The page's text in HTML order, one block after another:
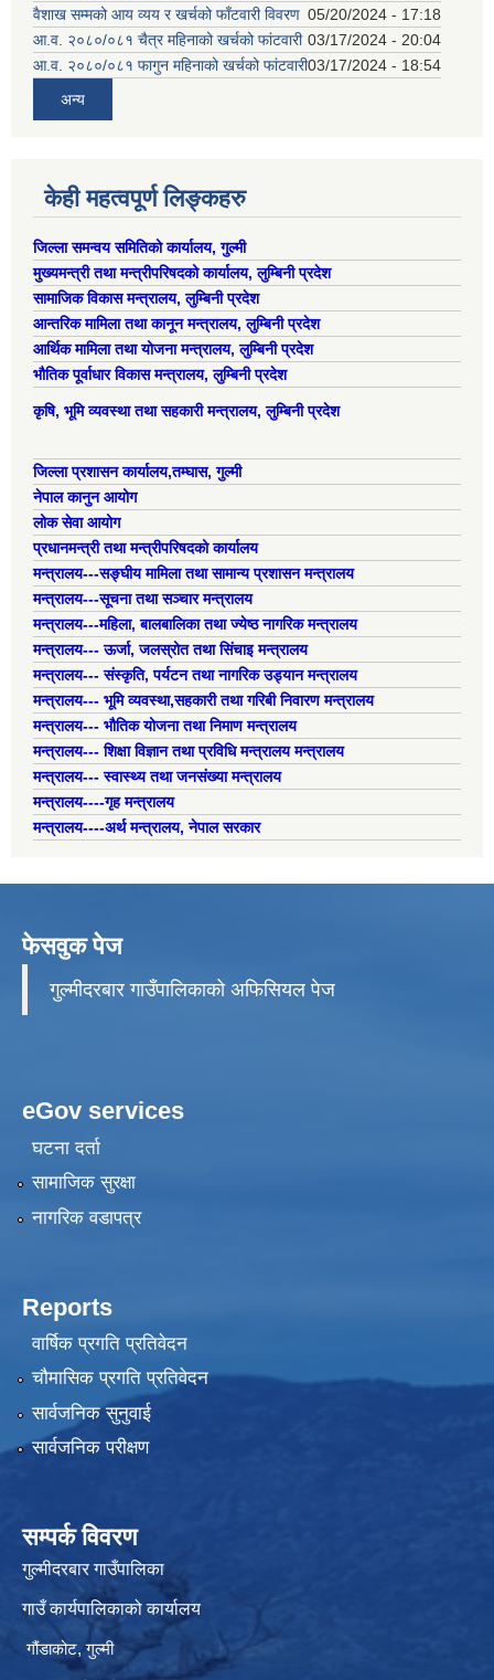
वैशाख सम्मको आय व्यय र खर्चको फाँटवारी विवरण 05/20/2024 - 17:18
आ.व. २०८०/०८१ चैत्र महिनाको खर्चको फांटवारी 03/17/2024 - 20:04
आ.व. २०८०/०८१ फागुन महिनाको खर्चको फांटवारी03/17/2024 - 18:54
अन्य
केही महत्वपूर्ण लिङ्कहरु
जिल्ला समन्वय समितिको कार्यालय, गुल्मी
मुख्यमन्त्री तथा मन्त्रीपरिषदको कार्यालय, लुम्बिनी प्रदेश
सामाजिक विकास मन्त्रालय, लुम्बिनी प्रदेश
आन्तरिक मामिला तथा कानून मन्त्रालय, लुम्बिनी प्रदेश
आर्थिक मामिला तथा योजना मन्त्रालय, लुम्बिनी प्रदेश
भौतिक पूर्वाधार विकास मन्त्रालय, लुम्बिनी प्रदेश
कृषि, भूमि व्यवस्था तथा सहकारी मन्त्रालय, लुम्बिनी प्रदेश
जिल्ला प्रशासन कार्यालय,तम्घास, गुल्मी
नेपाल कानुन आयोग
लोक सेवा आयोग
प्रधानमन्त्री तथा मन्त्रीपरिषदको कार्यालय
मन्त्रालय---सङ्घीय मामिला तथा सामान्य प्रशासन मन्त्रालय
मन्त्रालय---सूचना तथा सञ्चार मन्त्रालय
मन्त्रालय---महिला, बालबालिका तथा ज्येष्ठ नागरिक मन्त्रालय
मन्त्रालय--- ऊर्जा, जलस्रोत तथा सिंचाइ मन्त्रालय
मन्त्रालय--- संस्कृति, पर्यटन तथा नागरिक उड्यान मन्त्रालय
मन्त्रालय--- भूमि व्यवस्था,सहकारी तथा गरिबी निवारण मन्त्रालय
मन्त्रालय--- भौतिक योजना तथा निमाण मन्त्रालय
मन्त्रालय--- शिक्षा विज्ञान तथा प्रविधि मन्त्रालय मन्त्रालय
मन्त्रालय--- स्वास्थ्य तथा जनसंख्या मन्त्रालय
मन्त्रालय----गृह मन्त्रालय
मन्त्रालय----अर्थ मन्त्रालय, नेपाल सरकार
फेसवुक पेज
गुल्मीदरबार गाउँपालिकाको अफिसियल पेज
eGov services
घटना दर्ता
सामाजिक सुरक्षा
नागरिक वडापत्र
Reports
वार्षिक प्रगति प्रतिवेदन
चौमासिक प्रगति प्रतिवेदन
सार्वजनिक सुनुवाई
सार्वजनिक परीक्षण
सम्पर्क विवरण
गुल्मीदरबार गाउँपालिका
गाउँ कार्यपालिकाको कार्यालय
गौंडाकोट, गुल्मी